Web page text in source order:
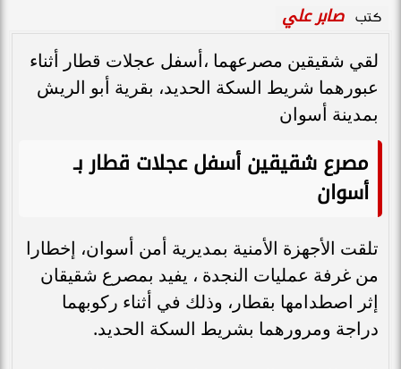
كتب صابر علي
لقي شقيقين مصرعهما ،أسفل عجلات قطار أثناء
عبورهما شريط السكة الحديد، بقرية أبو الريش
بمدينة أسوان
مصرع شقيقين أسفل عجلات قطار بـ
أسوان
تلقت الأجهزة الأمنية بمديرية أمن أسوان، إخطارا
من غرفة عمليات النجدة ، يفيد بمصرع شقيقان
إثر اصطدامها بقطار، وذلك في أثناء ركوبهما
دراجة ومرورهما بشريط السكة الحديد.